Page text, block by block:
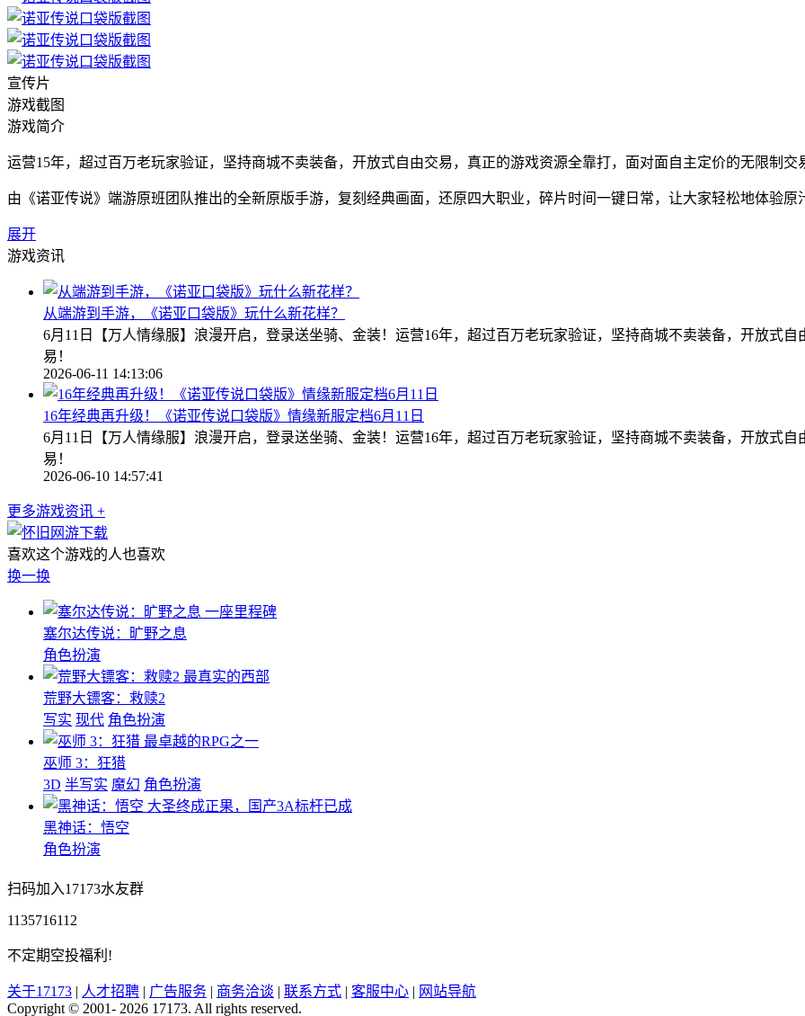
宣传片
游戏截图
游戏简介
运营15年，超过百万老玩家验证，坚持商城不卖装备，开放式自由交易，真正的游戏资源全靠打，面对面自主定价的无限制交
由《诺亚传说》端游原班团队推出的全新原版手游，复刻经典画面，还原四大职业，碎片时间一键日常，让大家轻松地体验原
展开
游戏资讯
从端游到手游，《诺亚口袋版》玩什么新花样？
6月11日【万人情缘服】浪漫开启，登录送坐骑、金装！运营16年，超过百万老玩家验证，坚持商城不卖装备，开放式
易！
2026-06-11 14:13:06
16年经典再升级！《诺亚传说口袋版》情缘新服定档6月11日
6月11日【万人情缘服】浪漫开启，登录送坐骑、金装！运营16年，超过百万老玩家验证，坚持商城不卖装备，开放式
易！
2026-06-10 14:57:41
更多游戏资讯 +
喜欢这个游戏的人也喜欢
换一换
一座里程碑
塞尔达传说：旷野之息
角色扮演
最真实的西部
荒野大镖客：救赎2
写实 现代 角色扮演
最卓越的RPG之一
巫师 3：狂猎
3D 半写实 魔幻 角色扮演
大圣终成正果，国产3A标杆已成
黑神话：悟空
角色扮演
扫码加入17173水友群
1135716112
不定期空投福利!
关于17173 | 人才招聘 | 广告服务 | 商务洽谈 | 联系方式 | 客服中心 | 网站导航
Copyright © 2001- 2026 17173. All rights reserved.